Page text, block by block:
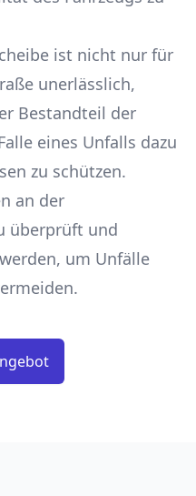
ist nicht nur für
unerlässlich,
Bestandteil der
eines Unfalls dazu
zu schützen.
an der
überprüft und
um Unfälle